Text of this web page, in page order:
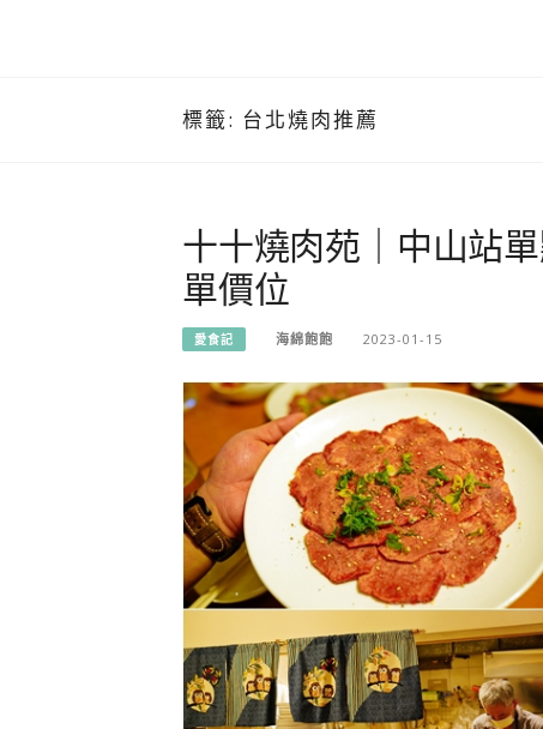
標籤: 台北燒肉推薦
十十燒肉苑｜中山站
單價位
愛食記 海綿飽飽 2023-01-15